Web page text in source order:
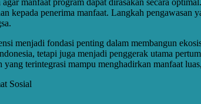
kepada penerima manfaat. Langkah
menjadi fondasi penting dalam membangun
tetapi juga menjadi penggerak utama
yang terintegrasi mampu menghadirkan manfaat
Sosial